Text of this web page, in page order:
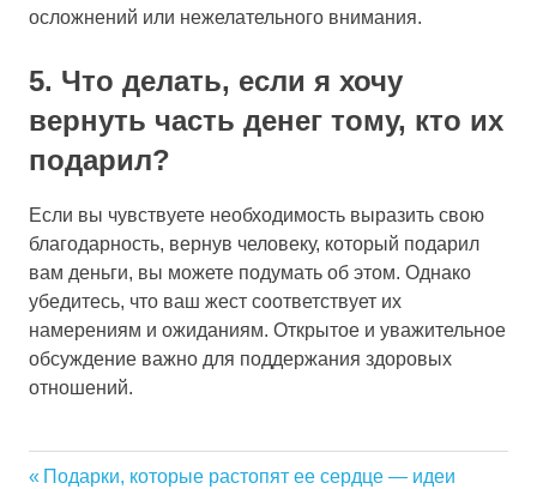
осложнений или нежелательного внимания.
5. Что делать, если я хочу
вернуть часть денег тому, кто их
подарил?
Если вы чувствуете необходимость выразить свою
благодарность, вернув человеку, который подарил
вам деньги, вы можете подумать об этом. Однако
убедитесь, что ваш жест соответствует их
намерениям и ожиданиям. Открытое и уважительное
обсуждение важно для поддержания здоровых
отношений.
Previous
Подарки, которые растопят ее сердце — идеи